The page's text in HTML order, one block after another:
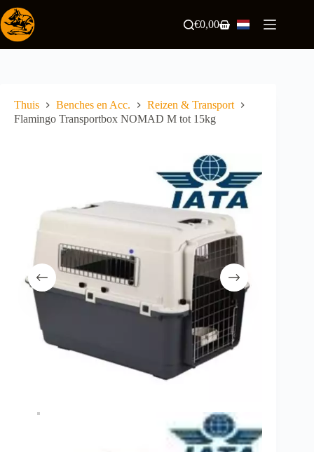
naar
de
inhoud
Winkelwagen
€0,00
Thuis Benches en Acc.
Reizen & Transport
Flamingo Transportbox NOMAD M tot 15kg